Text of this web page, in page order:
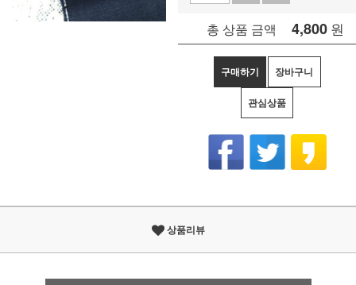
총 상품 금액 4,800 원
구매하기 장바구니
관심상품
상품리뷰